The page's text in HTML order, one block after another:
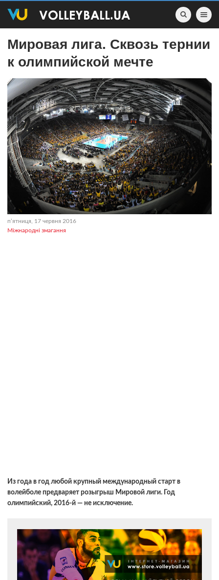
Toggle
Мировая лига. Сквозь тернии
к олимпийской мечте
пʼятниця, 17 червня 2016
Міжнародні змагання
Из года в год любой крупный международный старт в
волейболе предваряет розыгрыш Мировой лиги. Год
олимпийский, 2016-й — не исключение.